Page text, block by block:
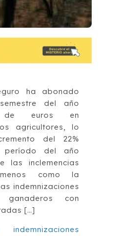
ha abonado
del año
de euros en
agricultores, lo
del 22%
período del año
las inclemencias
como la
indemnizaciones
con
[…]
indemnizaciones